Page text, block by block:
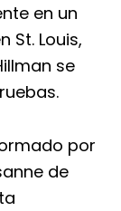
en un
St. Louis,
se
por
de